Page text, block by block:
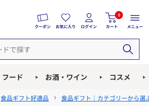
クーポン お気に入り ログイン
0
カート メニュー
フード お酒・ワイン コスメ
食品ギフト好適品 食品ギフト｜カテゴリーから選